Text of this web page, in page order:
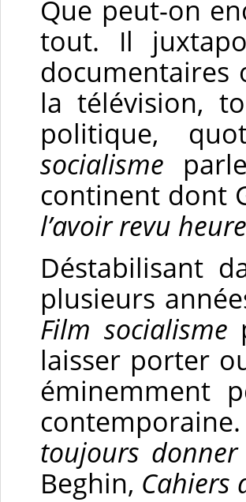
Que peut-on
tout. Il
documentaires
la télévision,
politique,
socialisme
continent dont
l’avoir revu
Déstabilisant
plusieurs
Film socialisme
laisser porter
éminemment
toujours
Beghin, Cahiers